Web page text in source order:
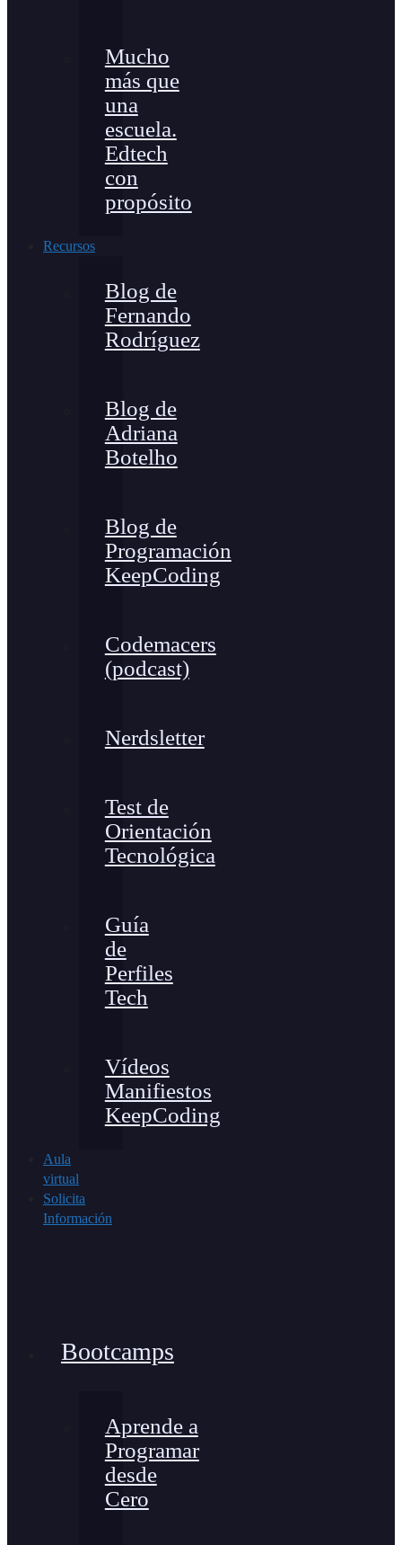
Mucho
más que
una
escuela.
Edtech
con
propósito
Recursos
Blog de
Fernando
Rodríguez
Blog de
Adriana
Botelho
Blog de
Programación
KeepCoding
Codemacers
(podcast)
Nerdsletter
Test de
Orientación
Tecnológica
Guía
de
Perfiles
Tech
Vídeos
Manifiestos
KeepCoding
Aula
virtual
Solicita
Información
Bootcamps
Aprende a
Programar
desde
Cero